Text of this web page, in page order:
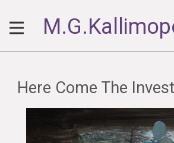
Here Come The